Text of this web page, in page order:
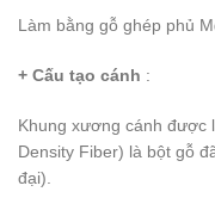
Làm bằng gỗ ghép phủ
+ Cấu tạo cánh :
Khung xương cánh được
Density Fiber) là bột gỗ
đại).